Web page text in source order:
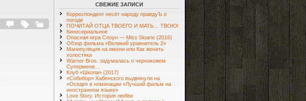
СВЕЖИЕ ЗАПИСИ
Корреспондент несёт народу правдуЪ о
погоде
ПОЧИТАЙ ОТЦА ТВОЕГО И МАТЬ… ТВОЮ!
Киносериальное
Опасная игра Слоун — Miss Sloane (2016)
Обзор фильма «Великий уравнитель 2»
Манипуляция на имени или Как женить
холостяка
Warner Bros. задумалась о чернокожем
Супермене…
Клуб «Школа» (2017)
«Собибор» Хабенского выдвинули на
«Оскар» в номинации «Лучший фильм на
иностранном языке»
Love Story. История любви